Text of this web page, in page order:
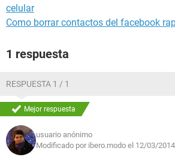
celular
Como borrar contactos del facebook
1 respuesta
RESPUESTA 1 / 1
Mejor respuesta
usuario anónimo
Modificado por ibero.modo el 12/03/